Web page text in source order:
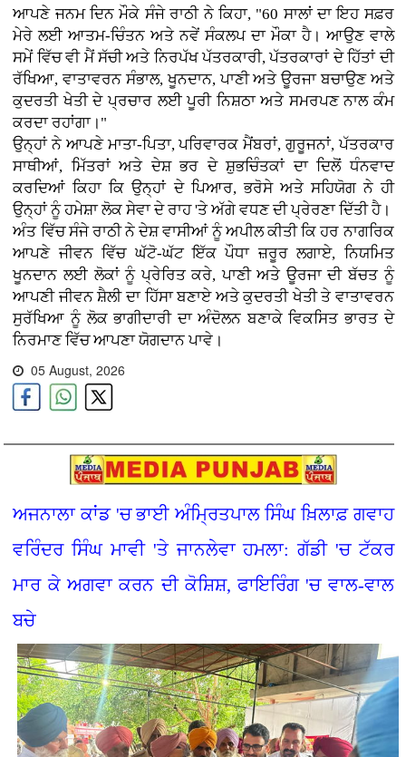
ਆਪਣੇ ਜਨਮ ਦਿਨ ਮੌਕੇ ਸੰਜੇ ਰਾਠੀ ਨੇ ਕਿਹਾ, "60 ਸਾਲਾਂ ਦਾ ਇਹ ਸਫ਼ਰ
ਮੇਰੇ ਲਈ ਆਤਮ-ਚਿੰਤਨ ਅਤੇ ਨਵੇਂ ਸੰਕਲਪ ਦਾ ਮੌਕਾ ਹੈ। ਆਉਣ ਵਾਲੇ
ਸਮੇਂ ਵਿੱਚ ਵੀ ਮੈਂ ਸੱਚੀ ਅਤੇ ਨਿਰਪੱਖ ਪੱਤਰਕਾਰੀ, ਪੱਤਰਕਾਰਾਂ ਦੇ ਹਿੱਤਾਂ ਦੀ
ਰੱਖਿਆ, ਵਾਤਾਵਰਨ ਸੰਭਾਲ, ਖੂਨਦਾਨ, ਪਾਣੀ ਅਤੇ ਊਰਜਾ ਬਚਾਉਣ ਅਤੇ
ਕੁਦਰਤੀ ਖੇਤੀ ਦੇ ਪ੍ਰਚਾਰ ਲਈ ਪੂਰੀ ਨਿਸ਼ਠਾ ਅਤੇ ਸਮਰਪਣ ਨਾਲ ਕੰਮ
ਕਰਦਾ ਰਹਾਂਗਾ।"
ਉਨ੍ਹਾਂ ਨੇ ਆਪਣੇ ਮਾਤਾ-ਪਿਤਾ, ਪਰਿਵਾਰਕ ਮੈਂਬਰਾਂ, ਗੁਰੂਜਨਾਂ, ਪੱਤਰਕਾਰ
ਸਾਥੀਆਂ, ਮਿੱਤਰਾਂ ਅਤੇ ਦੇਸ਼ ਭਰ ਦੇ ਸ਼ੁਭਚਿੰਤਕਾਂ ਦਾ ਦਿਲੋਂ ਧੰਨਵਾਦ
ਕਰਦਿਆਂ ਕਿਹਾ ਕਿ ਉਨ੍ਹਾਂ ਦੇ ਪਿਆਰ, ਭਰੋਸੇ ਅਤੇ ਸਹਿਯੋਗ ਨੇ ਹੀ
ਉਨ੍ਹਾਂ ਨੂੰ ਹਮੇਸ਼ਾ ਲੋਕ ਸੇਵਾ ਦੇ ਰਾਹ 'ਤੇ ਅੱਗੇ ਵਧਣ ਦੀ ਪ੍ਰੇਰਣਾ ਦਿੱਤੀ ਹੈ।
ਅੰਤ ਵਿੱਚ ਸੰਜੇ ਰਾਠੀ ਨੇ ਦੇਸ਼ ਵਾਸੀਆਂ ਨੂੰ ਅਪੀਲ ਕੀਤੀ ਕਿ ਹਰ ਨਾਗਰਿਕ
ਆਪਣੇ ਜੀਵਨ ਵਿੱਚ ਘੱਟੋ-ਘੱਟ ਇੱਕ ਪੌਧਾ ਜ਼ਰੂਰ ਲਗਾਏ, ਨਿਯਮਿਤ
ਖੂਨਦਾਨ ਲਈ ਲੋਕਾਂ ਨੂੰ ਪ੍ਰੇਰਿਤ ਕਰੇ, ਪਾਣੀ ਅਤੇ ਊਰਜਾ ਦੀ ਬੱਚਤ ਨੂੰ
ਆਪਣੀ ਜੀਵਨ ਸ਼ੈਲੀ ਦਾ ਹਿੱਸਾ ਬਣਾਏ ਅਤੇ ਕੁਦਰਤੀ ਖੇਤੀ ਤੇ ਵਾਤਾਵਰਨ
ਸੁਰੱਖਿਆ ਨੂੰ ਲੋਕ ਭਾਗੀਦਾਰੀ ਦਾ ਅੰਦੋਲਨ ਬਣਾਕੇ ਵਿਕਸਿਤ ਭਾਰਤ ਦੇ
ਨਿਰਮਾਣ ਵਿੱਚ ਆਪਣਾ ਯੋਗਦਾਨ ਪਾਵੇ।
05 August, 2026
ਅਜਨਾਲਾ ਕਾਂਡ 'ਚ ਭਾਈ ਅੰਮ੍ਰਿਤਪਾਲ ਸਿੰਘ ਖ਼ਿਲਾਫ਼ ਗਵਾਹ
ਵਰਿੰਦਰ ਸਿੰਘ ਮਾਵੀ 'ਤੇ ਜਾਨਲੇਵਾ ਹਮਲਾ: ਗੱਡੀ 'ਚ ਟੱਕਰ
ਮਾਰ ਕੇ ਅਗਵਾ ਕਰਨ ਦੀ ਕੋਸ਼ਿਸ਼, ਫਾਇਰਿੰਗ 'ਚ ਵਾਲ-ਵਾਲ
ਬਚੇ